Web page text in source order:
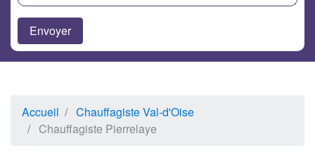
Accueil
Chauffagiste Val-d'Oise
Chauffagiste Pierrelaye